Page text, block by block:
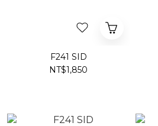
F241 SID
NT$1,850